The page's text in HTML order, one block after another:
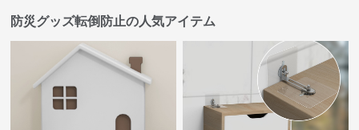
防災グッズ転倒防止の人気アイテム